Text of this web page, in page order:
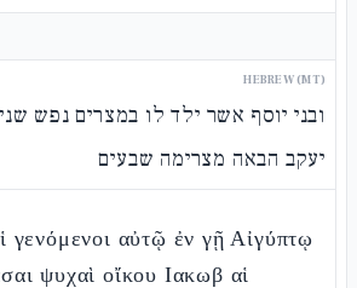
HEBREW (MT)
ובני יוסף אשר ילד לו במצרים נפש
יעקב הבאה מצרימה שבעים
γενόμενοι αὐτῷ ἐν γῇ Αἰγύπτῳ
ψυχαὶ οἴκου Ιακωβ αἱ